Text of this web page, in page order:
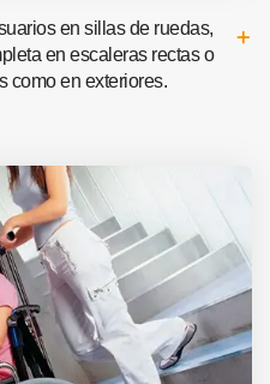
en sillas de ruedas,
en escaleras rectas o
como en exteriores.